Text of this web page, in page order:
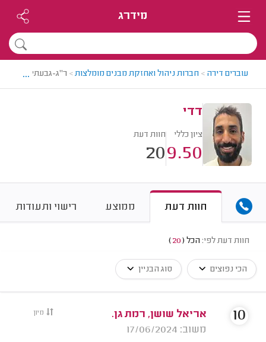
מידרג
עוברים דירה > חברות ניהול ואחזקת מבנים מומלצות> ר"ג-גבעתיים >
...
דדי
ציון כללי
9.50
חוות דעת
20
חוות דעת ממוצע רישוי ותעודות
חוות דעת לפי: הכל (
20
)
הכי נפוצים סוג הבניין
מיון
אריאל שושן, רמת גן.
משוב: 17/06/2024
10